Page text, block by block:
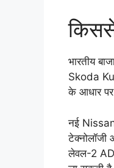
भारतीय
Skoda
के आधार पर
नई Nissan
लेवल-2